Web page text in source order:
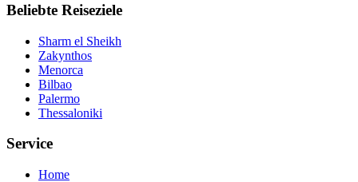
Beliebte Reiseziele
Sharm el Sheikh
Zakynthos
Menorca
Bilbao
Palermo
Thessaloniki
Service
Home